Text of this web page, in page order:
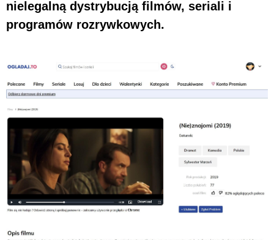
nielegalną dystrybucją filmów, seriali i
programów rozrywkowych.